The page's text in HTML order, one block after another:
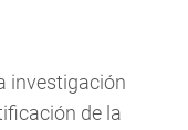
investigación
de la